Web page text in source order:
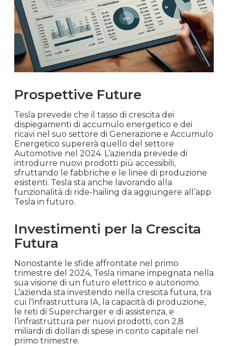
Prospettive Future
Tesla prevede che il tasso di crescita dei
dispiegamenti di accumulo energetico e dei
ricavi nel suo settore di Generazione e Accumulo
Energetico supererà quello del settore
Automotive nel 2024. L’azienda prevede di
introdurre nuovi prodotti più accessibili,
sfruttando le fabbriche e le linee di produzione
esistenti. Tesla sta anche lavorando alla
funzionalità di ride-hailing da aggiungere all’app
Tesla in futuro.
Investimenti per la Crescita
Futura
Nonostante le sfide affrontate nel primo
trimestre del 2024, Tesla rimane impegnata nella
sua visione di un futuro elettrico e autonomo.
L’azienda sta investendo nella crescita futura, tra
cui l’infrastruttura IA, la capacità di produzione,
le reti di Supercharger e di assistenza, e
l’infrastruttura per nuovi prodotti, con 2,8
miliardi di dollari di spese in conto capitale nel
primo trimestre.